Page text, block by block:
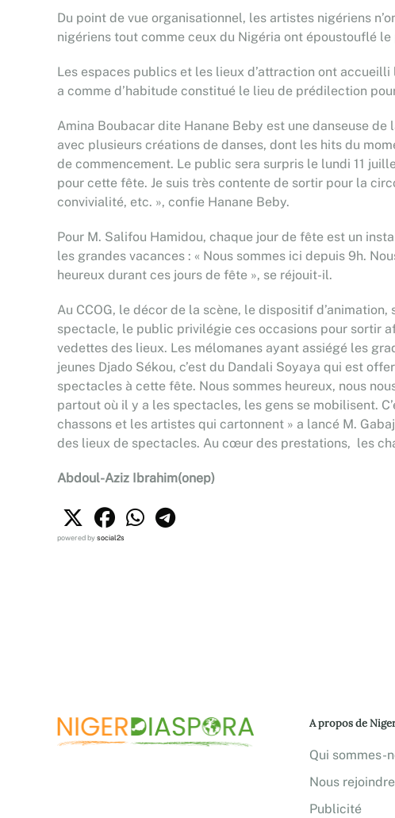
Du point de vue organisationnel, les artistes nigériens
nigériens tout comme ceux du Nigéria ont époustouflé
Les espaces publics et les lieux d’attraction ont
a comme d’habitude constitué le lieu de prédilection
Amina Boubacar dite Hanane Beby est une danseuse
avec plusieurs créations de danses, dont les hits du
de commencement. Le public sera surpris le lundi 11
pour cette fête. Je suis très contente de sortir pour la
convivialité, etc. », confie Hanane Beby.
Pour M. Salifou Hamidou, chaque jour de fête est un
les grandes vacances : « Nous sommes ici depuis 9h.
heureux durant ces jours de fête », se réjouit-il.
Au CCOG, le décor de la scène, le dispositif
spectacle, le public privilégie ces occasions pour sortir
vedettes des lieux. Les mélomanes ayant assiégé les
jeunes Djado Sékou, c’est du Dandali Soyaya qui est
spectacles à cette fête. Nous sommes heureux, nous
partout où il y a les spectacles, les gens se mobilisent.
chassons et les artistes qui cartonnent » a lancé M.
des lieux de spectacles. Au cœur des prestations, les
Abdoul-Aziz Ibrahim(onep)
powered bysocial2s
A propos de
Qui sommes-
Nous rejoindre
Publicité